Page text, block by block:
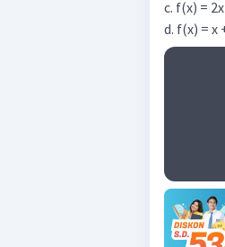
c. f(x) =
d. f(x) = x